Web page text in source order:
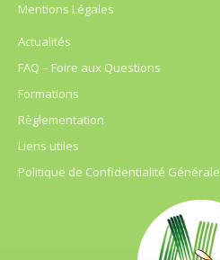
Mentions Légales
Actualités
FAQ – Foire aux Questions
Formations
Règlementation
Liens utiles
Politique de Confidentialité Générale